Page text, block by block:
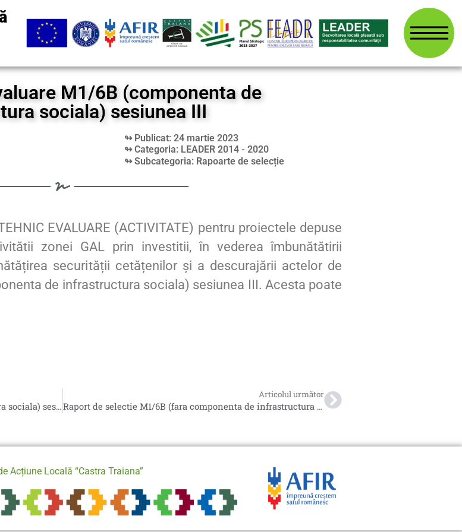
M1/6B (componenta de
sociala) sesiunea III
↬ Publicat: 24 martie 2023
↬ Categoria: LEADER 2014 - 2020
↬ Subcategoria: Rapoarte de selecție
EVALUARE (ACTIVITATE) pentru proiectele depuse
zonei GAL prin investitii, în vederea îmbunătătirii
securității cetățenilor și a descurajării actelor de
de infrastructura sociala) sesiunea III. Acesta poate
Raport tehnic evaluare M1/6B (fara infrastructura sociala) sesiunea III
Articolul următor
Raport de selectie M1/6B (fara componenta de infrastructura sociala)
Acțiune Locală “Castra Traiana”